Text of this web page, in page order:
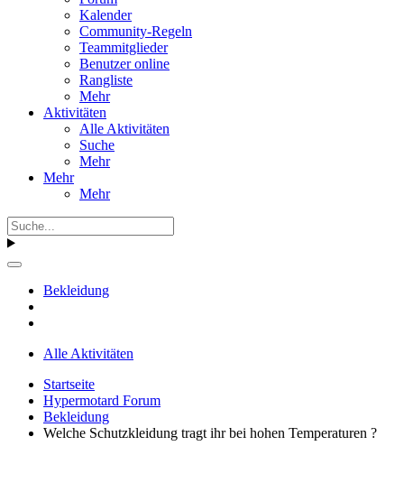
Kalender
Community-Regeln
Teammitglieder
Benutzer online
Rangliste
Mehr
Aktivitäten
Alle Aktivitäten
Suche
Mehr
Mehr
Mehr
Bekleidung
Alle Aktivitäten
Startseite
Hypermotard Forum
Bekleidung
Welche Schutzkleidung tragt ihr bei hohen Temperaturen ?